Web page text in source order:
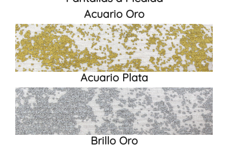
Acuario Oro
Acuario Plata
Brillo Oro